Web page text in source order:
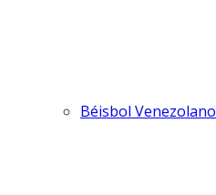
Béisbol Venezolano